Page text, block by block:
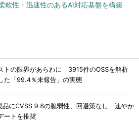
軟性・迅速性のあるAI対応基盤を構築
トの限界があらわに 3915件のOSSを解析
た「99.4％未報告」の実態
品にCVSS 9.8の脆弱性、回避策なし 速やか
ートを推奨